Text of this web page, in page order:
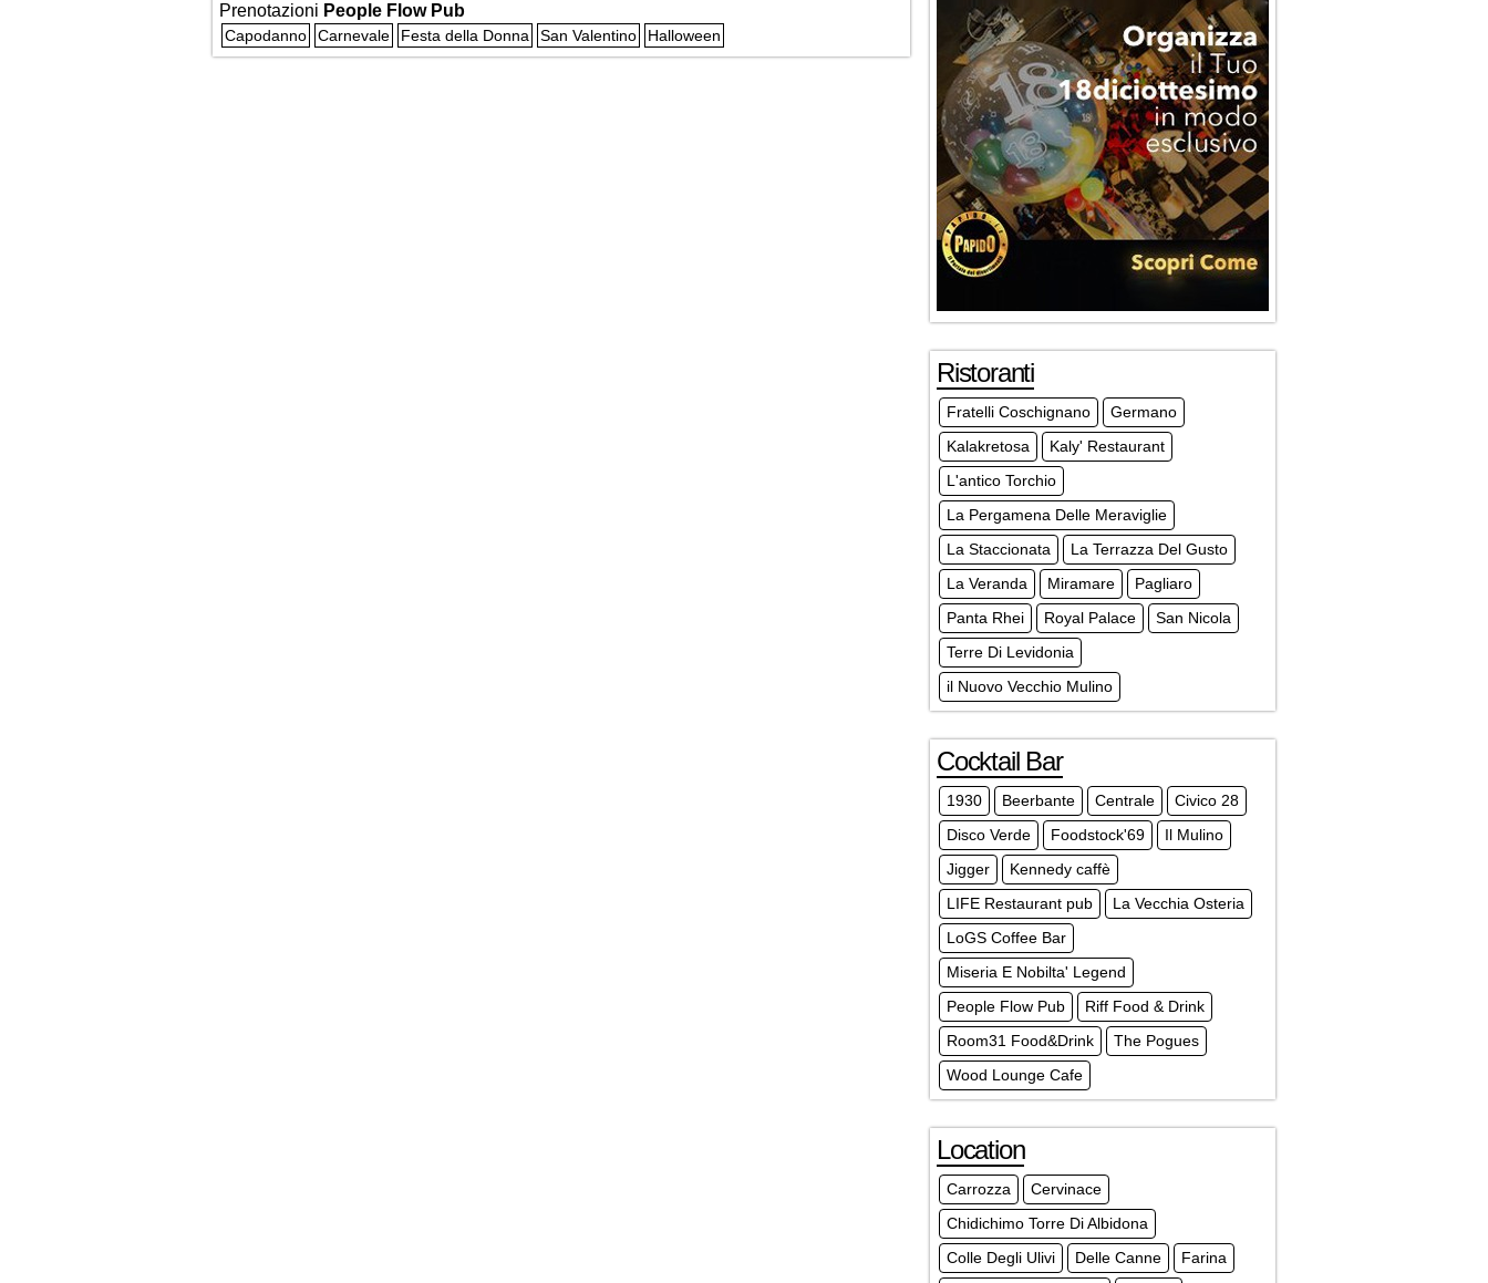
Prenotazioni People Flow Pub
Capodanno Carnevale Festa della Donna San Valentino Halloween
Ristoranti
Fratelli Coschignano
Germano
Kalakretosa
Kaly' Restaurant
L'antico Torchio
La Pergamena Delle Meraviglie
La Staccionata
La Terrazza Del Gusto
La Veranda
Miramare
Pagliaro
Panta Rhei
Royal Palace
San Nicola
Terre Di Levidonia
il Nuovo Vecchio Mulino
Cocktail Bar
1930 Beerbante Centrale
Civico 28
Disco Verde
Foodstock'69
Il Mulino
Jigger
Kennedy caffè
LIFE Restaurant pub
La Vecchia Osteria
LoGS Coffee Bar
Miseria E Nobilta' Legend
People Flow Pub
Riff Food & Drink
Room31 Food&Drink
The Pogues
Wood Lounge Cafe
Location
Carrozza
Cervinace
Chidichimo Torre Di Albidona
Colle Degli Ulivi
Delle Canne
Farina